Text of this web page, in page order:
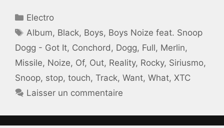
Catégories
Electro
Étiquettes
Album, Black, Boys, Boys Noize feat. Snoop
Dogg - Got It, Conchord , Dogg, Full, Merlin,
Missile, Noize, Of, Out, Reality, Rocky, Siriusmo,
Snoop, stop, touch, Track, Want, What, XTC
Laisser un commentaire